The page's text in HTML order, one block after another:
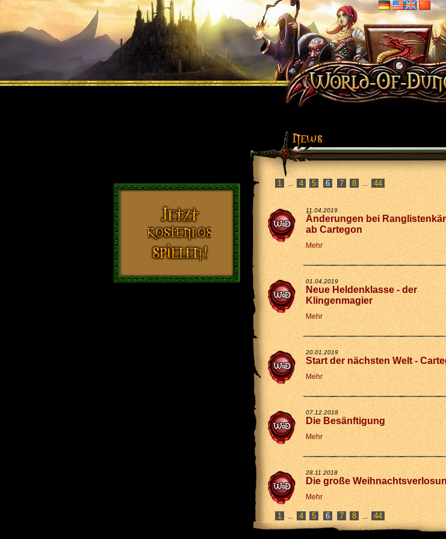
1 ... 4 5 7 8 ... 44
11.04.2019
Änderungen bei
ab Cartegon
Mehr
01.04.2019
Neue Heldenklasse - der
Klingenmagier
Mehr
20.01.2019
Start der nächsten Welt -
Mehr
07.12.2018
Die Besänftigung
Mehr
28.11.2018
Die große
Mehr
1 ... 4 5 7 8 ... 44